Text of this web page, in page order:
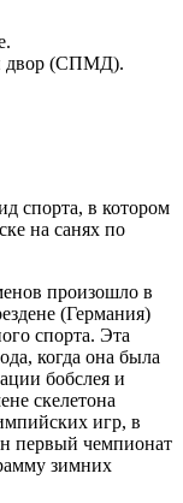
двор (СПМД).
спорта, в котором
на санях по
произошло в
(Германия)
спорта. Эта
когда она была
бобслея и
скелетона
игр, в
первый чемпионат
зимних